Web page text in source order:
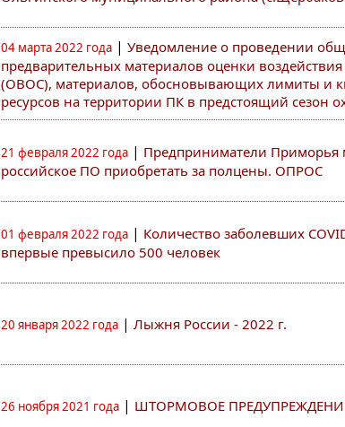
04 марта 2022 года | Уведомление о проведении
предварительных материалов оценки
(ОВОС), материалов, обосновывающих лимиты и
ресурсов на территории ПК в предстоящий сезон
21 февраля 2022 года | Предприниматели Приморья
российское ПО приобретать за полцены. ОПРОС
01 февраля 2022 года | Количество заболевших
впервые превысило 500 человек
20 января 2022 года | Лыжня России - 2022 г.
26 ноября 2021 года | ШТОРМОВОЕ